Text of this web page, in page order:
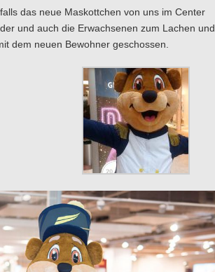
das neue Maskottchen von uns im Center
und auch die Erwachsenen zum Lachen und
dem neuen Bewohner geschossen.